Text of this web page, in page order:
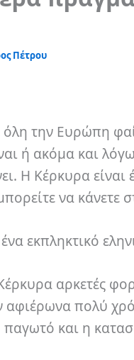
Πέτρου
την Ευρώπη
ή ακόμα και
Η Κέρκυρα
να κάνετε
ένα εκπληκτικό
αρκετές
αφιέρωνα πολύ
παγωτό και η